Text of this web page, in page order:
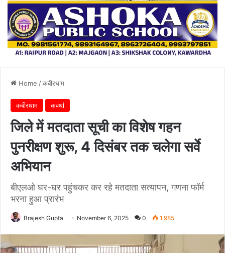
Home /कबीरधाम
कबीरधाम कवर्धा
जिले में मतदाता सूची का विशेष गहन
पुनरीक्षण शुरू, 4 दिसंबर तक चलेगा सर्वे
अभियान
बीएलओ घर-घर पहुंचकर कर रहे मतदाता सत्यापन, गणना फॉर्म
भरना हुआ प्रारंभ
Brajesh Gupta November 6, 2025 0 1,985